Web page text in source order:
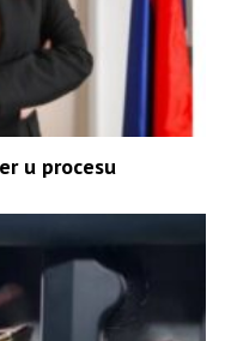
u procesu